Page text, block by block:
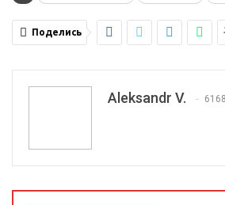
Поделись
Aleksandr V.